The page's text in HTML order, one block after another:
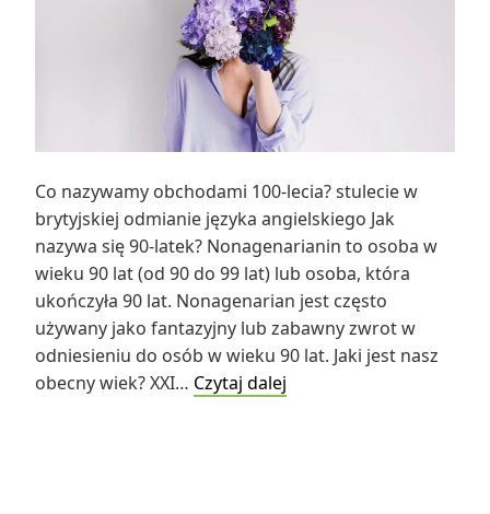
Co nazywamy obchodami 100-lecia? stulecie w
brytyjskiej odmianie języka angielskiego Jak
nazywa się 90-latek? Nonagenarianin to osoba w
wieku 90 lat (od 90 do 99 lat) lub osoba, która
ukończyła 90 lat. Nonagenarian jest często
używany jako fantazyjny lub zabawny zwrot w
odniesieniu do osób w wieku 90 lat. Jaki jest nasz
obecny wiek? XXI… Czytaj dalej